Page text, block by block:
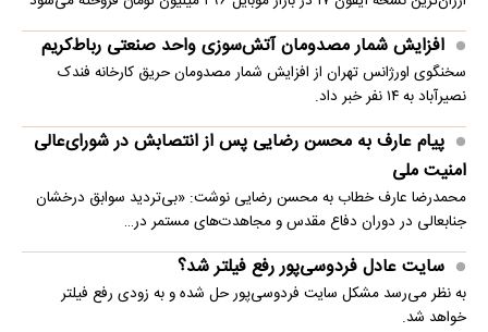
افزایش شمار مصدومان آتش‌سوزی واحد صنعتی رباط‌کریم
سخنگوی اورژانس تهران از افزایش شمار مصدومان حریق کارخانه فندک
نصیرآباد به ۱۴ نفر خبر داد.
پیام عارف به محسن رضایی پس از انتصابش در شورای‌عالی
امنیت ملی
محمدرضا عارف خطاب به محسن رضایی نوشت: «بی‌تردید سوابق درخشان
جنابعالی در دوران دفاع مقدس و مجاهدت‌های مستمر در…
سایت عادل فردوسی‌پور رفع فیلتر شد؟
به نظر می‌رسد مشکل سایت فردوسی‌پور حل شده و به زودی رفع فیلتر
خواهد شد.